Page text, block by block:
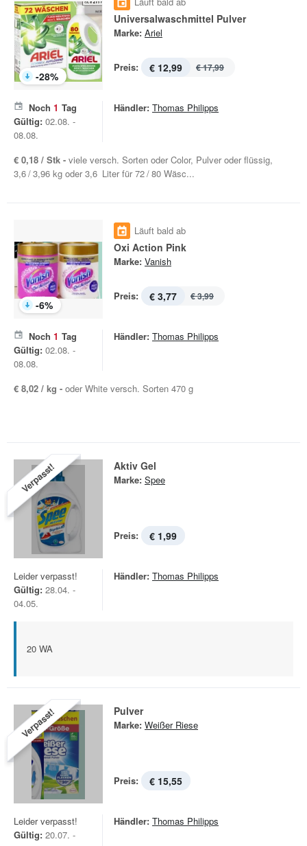
-28%
Universalwaschmittel Pulver
Marke: Ariel
Preis: € 12,99 € 17,99
Noch 1 Tag
Gültig: 02.08. -
08.08.
Händler: Thomas Philipps
€ 0,18 / Stk - viele versch. Sorten oder Color, Pulver oder flüssig,
3,6 / 3,96 kg oder 3,6 Liter für 72 / 80 Wäsc...
-6%
Läuft bald ab
Oxi Action Pink
Marke: Vanish
Preis: € 3,77 € 3,99
Noch 1 Tag
Gültig: 02.08. -
08.08.
Händler: Thomas Philipps
€ 8,02 / kg - oder White versch. Sorten 470 g
Verpasst! Aktiv Gel
Marke: Spee
Preis: € 1,99
Leider verpasst!
Gültig: 28.04. -
04.05.
Händler: Thomas Philipps
20 WA
Verpasst! Pulver
Marke: Weißer Riese
Preis: € 15,55
Leider verpasst!
Gültig: 20.07. -
Händler: Thomas Philipps